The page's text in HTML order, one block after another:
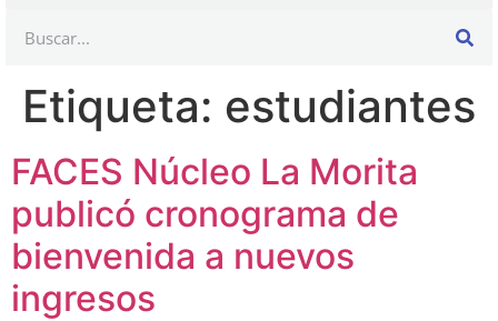
Etiqueta: estudiantes
FACES Núcleo La Morita
publicó cronograma de
bienvenida a nuevos
ingresos